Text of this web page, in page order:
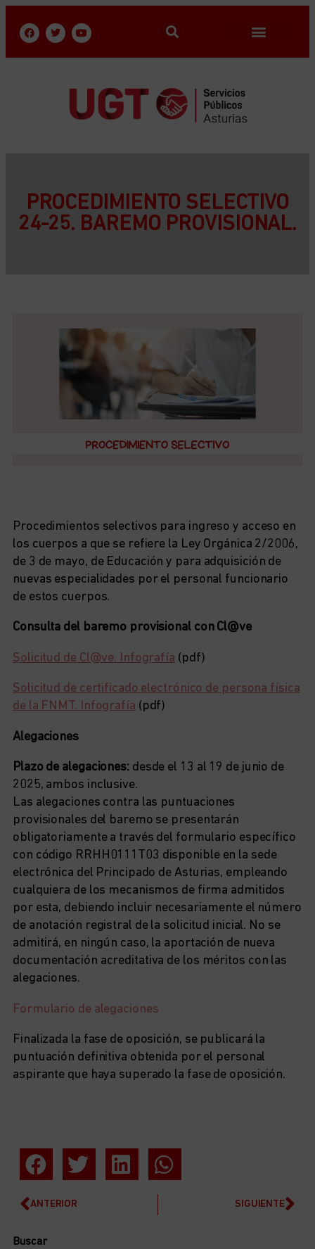
PROCEDIMIENTO SELECTIVO
24-25. BAREMO PROVISIONAL.
Procedimientos selectivos para ingreso y acceso en
los cuerpos a que se refiere la Ley Orgánica 2/2006,
de 3 de mayo, de Educación y para adquisición de
nuevas especialidades por el personal funcionario
de estos cuerpos.
Consulta del baremo provisional con Cl@ve
Solicitud de Cl@ve. Infografía (pdf)
Solicitud de certificado electrónico de persona física
de la FNMT. Infografía (pdf)
Alegaciones
Plazo de alegaciones:desde el 13 al 19 de junio de
2025, ambos inclusive.
Las alegaciones contra las puntuaciones
provisionales del baremo se presentarán
obligatoriamente a través del formulario específico
con código RRHH0111T03 disponible en la sede
electrónica del Principado de Asturias, empleando
cualquiera de los mecanismos de firma admitidos
por esta, debiendo incluir necesariamente el número
de anotación registral de la solicitud inicial. No se
admitirá, en ningún caso, la aportación de nueva
documentación acreditativa de los méritos con las
alegaciones.
Formulario de alegaciones
Finalizada la fase de oposición, se publicará la
puntuación definitiva obtenida por el personal
aspirante que haya superado la fase de oposición.
ANTERIOR SIGUIENTE
Buscar